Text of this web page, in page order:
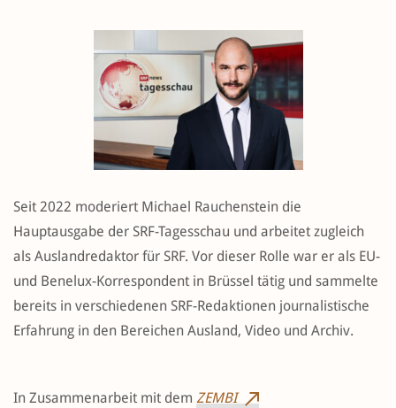
Seit 2022 moderiert Michael Rauchenstein die
Hauptausgabe der SRF-Tagesschau und arbeitet zugleich
als Auslandredaktor für SRF. Vor dieser Rolle war er als EU-
und Benelux-Korrespondent in Brüssel tätig und sammelte
bereits in verschiedenen SRF-Redaktionen journalistische
Erfahrung in den Bereichen Ausland, Video und Archiv.
In Zusammenarbeit mit dem ZEMBI